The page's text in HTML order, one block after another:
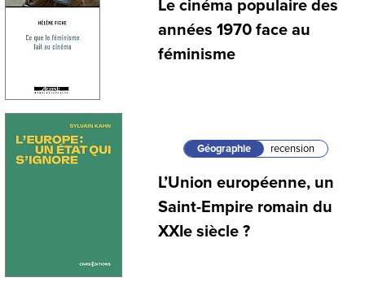
Le cinéma populaire des
années 1970 face au
féminisme
Géographie recension
L’Union européenne, un
Saint-Empire romain du
XXIe siècle ?